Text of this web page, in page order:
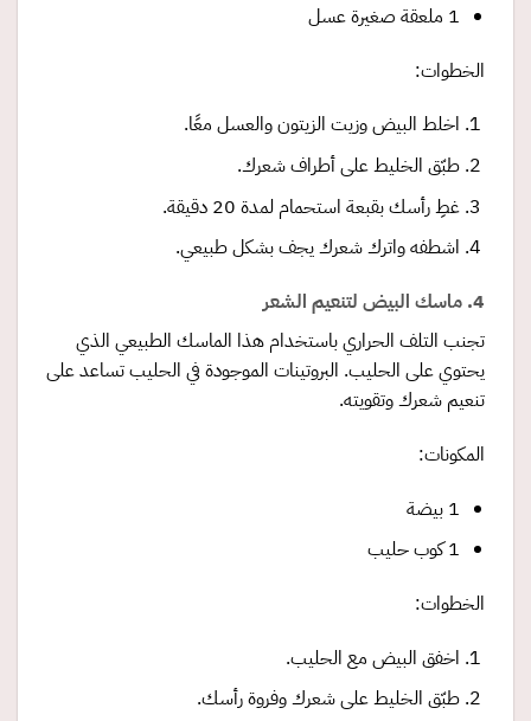
1 ملعقة صغيرة عسل
الخطوات:
اخلط البيض وزيت الزيتون والعسل معًا.
طبّق الخليط على أطراف شعرك.
غطِ رأسك بقبعة استحمام لمدة 20 دقيقة.
اشطفه واترك شعرك يجف بشكل طبيعي.
4. ماسك البيض لتنعيم الشعر
تجنب التلف الحراري باستخدام هذا الماسك الطبيعي الذي
يحتوي على الحليب. البروتينات الموجودة في الحليب تساعد على
تنعيم شعرك وتقويته.
المكونات:
1 بيضة
1 كوب حليب
الخطوات:
اخفق البيض مع الحليب.
طبّق الخليط على شعرك وفروة رأسك.